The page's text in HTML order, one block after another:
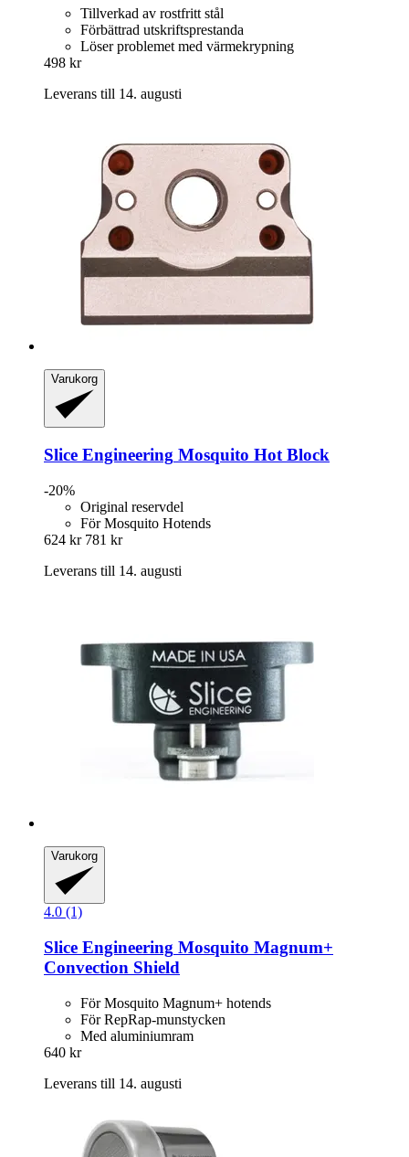
Tillverkad av rostfritt stål
Förbättrad utskriftsprestanda
Löser problemet med värmekrypning
498 kr
Leverans till 14. augusti
Varukorg
Slice Engineering Mosquito Hot Block
-20%
Original reservdel
För Mosquito Hotends
624 kr 781 kr
Leverans till 14. augusti
Varukorg
4.0 (1)
Slice Engineering Mosquito Magnum+
Convection Shield
För Mosquito Magnum+ hotends
För RepRap-munstycken
Med aluminiumram
640 kr
Leverans till 14. augusti